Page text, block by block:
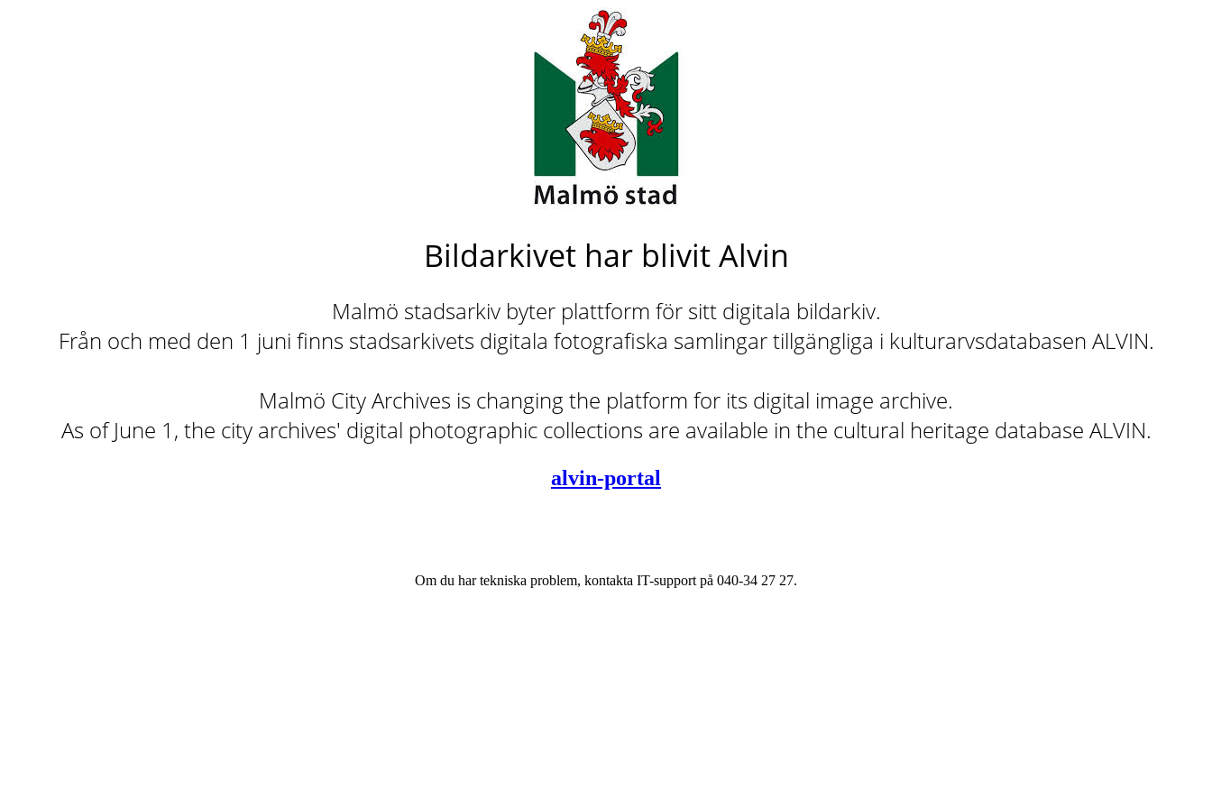
Bildarkivet har blivit Alvin
Malmö stadsarkiv byter plattform för sitt digitala bildarkiv.
Från och med den 1 juni finns stadsarkivets digitala fotografiska samlingar tillgängliga i kulturarvsdatabasen ALVIN.
Malmö City Archives is changing the platform for its digital image archive.
As of June 1, the city archives' digital photographic collections are available in the cultural heritage database ALVIN.
alvin-portal
Om du har tekniska problem, kontakta IT-support på 040-34 27 27.